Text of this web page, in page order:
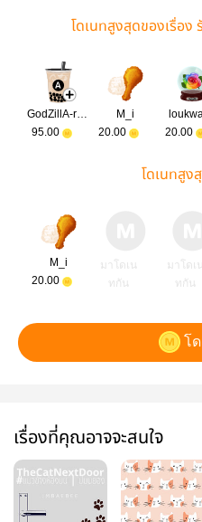
โดเนทสูงสุดของเรื่อ
GodZillA-re:verse-
95.00
M_i
20.00
20.00
โดเนทสูง
M_i
20.00
มาโดเน
ทกัน
มาโดเน
ทกัน
โ
เรื่องที่คุณอาจจะสนใจ